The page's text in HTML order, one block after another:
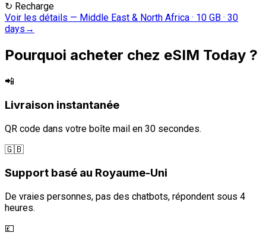
↻ Recharge
Voir les détails — Middle East & North Africa · 10 GB · 30
days →
Pourquoi acheter chez eSIM Today ?
📲
Livraison instantanée
QR code dans votre boîte mail en 30 secondes.
🇬🇧
Support basé au Royaume-Uni
De vraies personnes, pas des chatbots, répondent sous 4
heures.
💷